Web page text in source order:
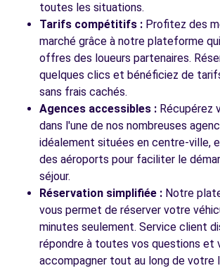
toutes les situations.
Tarifs compétitifs : Profitez des
marché grâce à notre plateforme
offres des loueurs partenaires.
quelques clics et bénéficiez de
sans frais cachés.
Agences accessibles : Récupérez
dans l'une de nos nombreuses
idéalement situées en centre-ville,
des aéroports pour faciliter le
séjour.
Réservation simplifiée : Notre
vous permet de réserver votre
minutes seulement. Service client
répondre à toutes vos questions et
accompagner tout au long de votre